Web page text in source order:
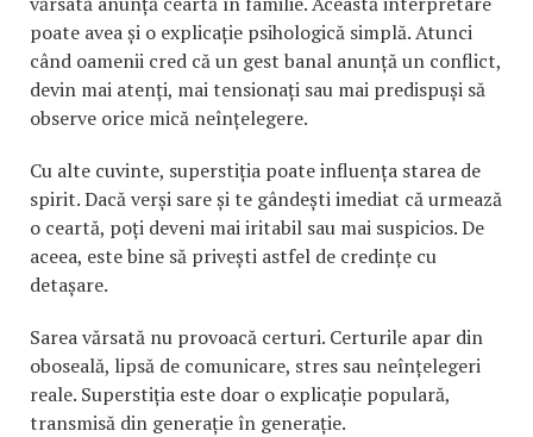
poate avea și o explicație psihologică simplă. Atunci
când oamenii cred că un gest banal anunță un conflict,
devin mai atenți, mai tensionați sau mai predispuși să
observe orice mică neînțelegere.
Cu alte cuvinte, superstiția poate influența starea de
spirit. Dacă verși sare și te gândești imediat că urmează
o ceartă, poți deveni mai iritabil sau mai suspicios. De
aceea, este bine să privești astfel de credințe cu
detașare.
Sarea vărsată nu provoacă certuri. Certurile apar din
oboseală, lipsă de comunicare, stres sau neînțelegeri
reale. Superstiția este doar o explicație populară,
transmisă din generație în generație.